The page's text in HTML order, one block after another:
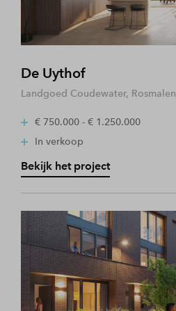
De Uythof
Landgoed Coudewater, Rosmalen
€ 750.000 - € 1.250.000
In verkoop
Bekijk het project